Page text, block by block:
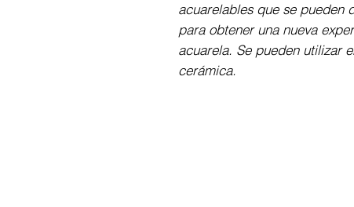
acuarelables que se pueden
para obtener una nueva
acuarela. Se pueden utilizar
cerámica.